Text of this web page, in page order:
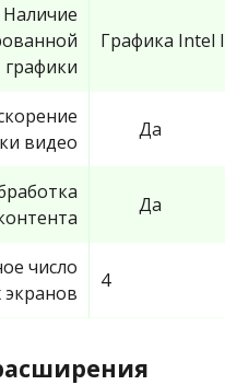
Наличие
графики
Графика Intel
видео
Да
Да
число
4